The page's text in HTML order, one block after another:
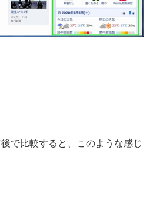
で比較すると、このような感じ